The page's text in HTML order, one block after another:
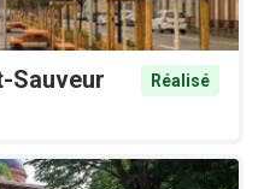
Sauveur
Réalisé